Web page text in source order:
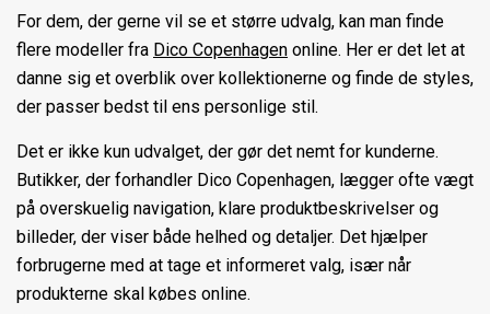
For dem, der gerne vil se et større udvalg, kan man finde
flere modeller fra Dico Copenhagen online. Her er det let at
danne sig et overblik over kollektionerne og finde de styles,
der passer bedst til ens personlige stil.
Det er ikke kun udvalget, der gør det nemt for kunderne.
Butikker, der forhandler Dico Copenhagen, lægger ofte vægt
på overskuelig navigation, klare produktbeskrivelser og
billeder, der viser både helhed og detaljer. Det hjælper
forbrugerne med at tage et informeret valg, især når
produkterne skal købes online.